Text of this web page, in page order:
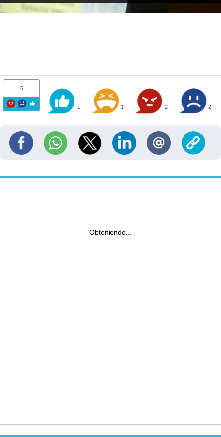
6
1 1 2 2
Obteniendo...